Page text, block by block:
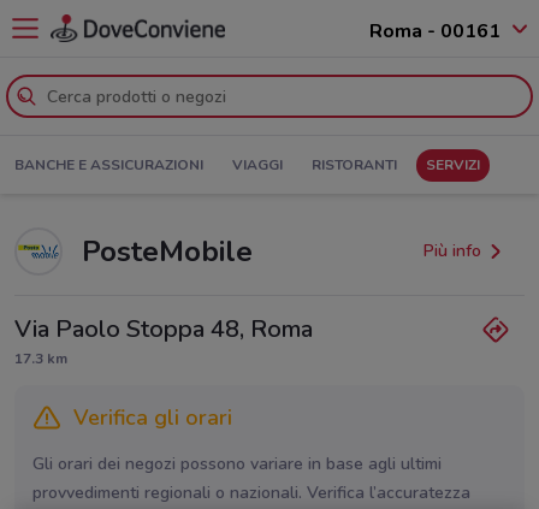
Roma - 00161
BANCHE E ASSICURAZIONI VIAGGI RISTORANTI SERVIZI
PosteMobile Più info
Via Paolo Stoppa 48, Roma
17.3 km
Verifica gli orari
Gli orari dei negozi possono variare in base agli ultimi
provvedimenti regionali o nazionali. Verifica l’accuratezza